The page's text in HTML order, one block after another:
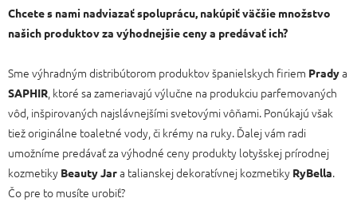
Chcete s nami nadviazať spoluprácu, nakúpiť väčšie množstvo
našich produktov za výhodnejšie ceny a predávať ich?
Sme výhradným distribútorom produktov španielskych firiem Pradya
SAPHIR, ktoré sa zameriavajú výlučne na produkciu parfemovaných
vôd, inšpirovaných najslávnejšími svetovými vôňami. Ponúkajú však
tiež originálne toaletné vody, či krémy na ruky. Ďalej vám radi
umožníme predávať za výhodné ceny produkty lotyšskej prírodnej
kozmetiky Beauty Jara talianskej dekoratívnej kozmetiky RyBella.
Čo pre to musíte urobiť?